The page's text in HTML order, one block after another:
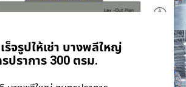
ร็จรูปให้เช่า บางพลีใหญ่
ปราการ 300 ตรม.